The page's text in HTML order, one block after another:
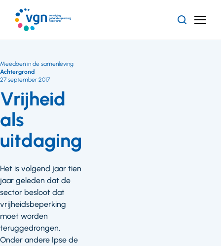
naar
hoofdinhoud
ZoekenMenu
Vrijheid
als
uitdaging
Meedoen in de samenleving
Achtergrond
27 september 2017
Het is volgend jaar tien
jaar geleden dat de
sector besloot dat
vrijheidsbeperking
moet worden
teruggedrongen.
Onder andere Ipse de